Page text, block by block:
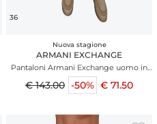
36
Nuova stagione
ARMANI EXCHANGE
Pantaloni Armani Exchange uomo in
tessuto blu
€ 143.00 -50% € 71.50